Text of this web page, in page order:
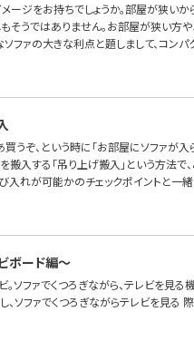
ージをお持ちでしょうか。部屋が狭い
そうではありません。お部屋が狭い
ソファの大きな利点と題しまして、コン
うぞ、という時に「お部屋にソファが
を搬入する「吊り上げ搬入」という方
入れが可能かのチェックポイントと一
ボード編〜
ソファでくつろぎながら、テレビを見る
、ソファでくつろぎながらテレビを見